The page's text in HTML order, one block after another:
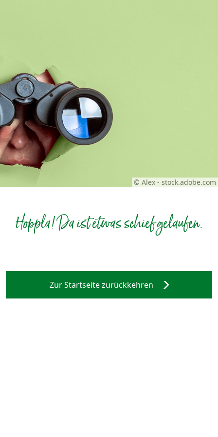
© Alex - stock.adobe.com
Hoppla! Da ist etwas schief gelaufen.
Zur Startseite zurückkehren